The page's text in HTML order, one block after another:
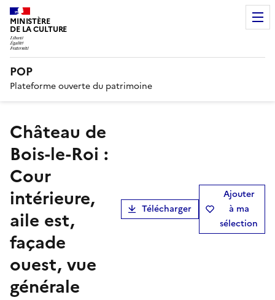
MINISTÈRE
DE LA CULTURE
POP
Plateforme ouverte du patrimoine
Château de
Bois-le-Roi :
Cour
intérieure,
aile est,
façade
ouest, vue
générale
Télécharger
Ajouter
à ma
sélection